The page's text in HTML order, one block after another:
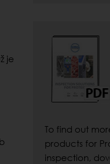
je
To find out
products for
inspection,